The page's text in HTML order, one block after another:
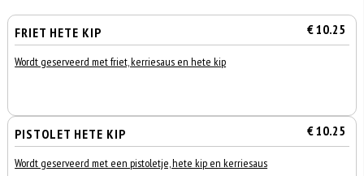
FRIET HETE KIP € 10.25
Wordt geserveerd met friet, kerriesaus en hete kip
PISTOLET HETE KIP € 10.25
Wordt geserveerd met een pistoletje, hete kip en kerriesaus